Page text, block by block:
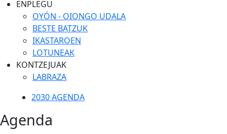
ENPLEGU
OYÓN - OIONGO UDALA
BESTE BATZUK
IKASTAROEN
LOTUNEAK
KONTZEJUAK
LABRAZA
2030 AGENDA
Agenda